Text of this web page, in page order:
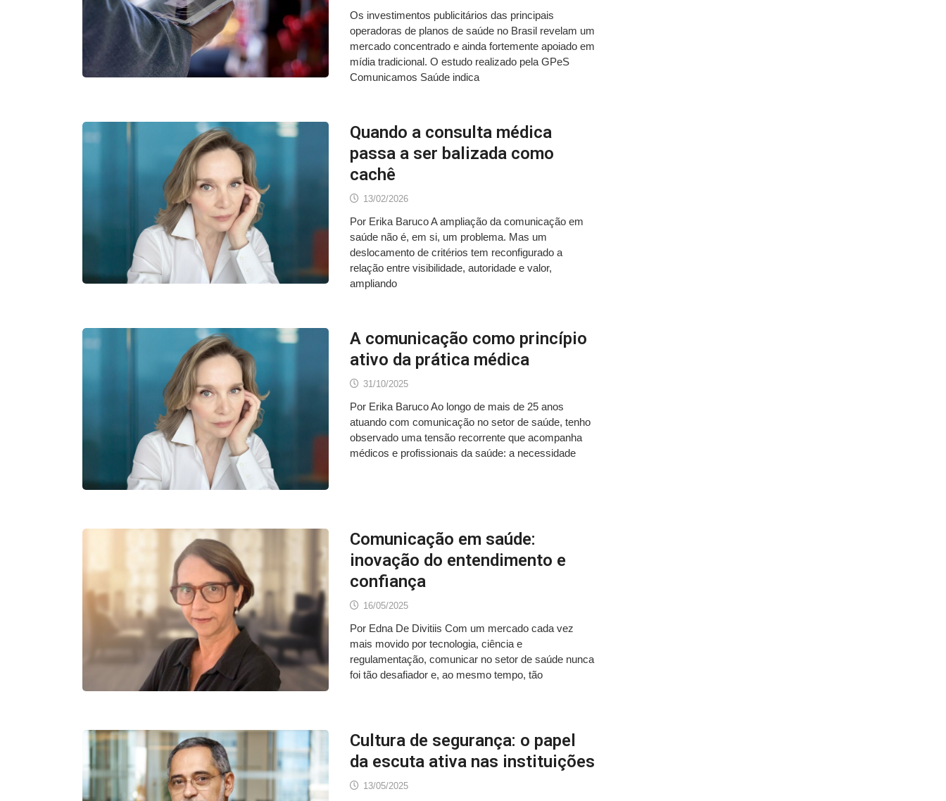
Os investimentos publicitários das principais
operadoras de planos de saúde no Brasil revelam um
mercado concentrado e ainda fortemente apoiado em
mídia tradicional. O estudo realizado pela GPeS
Comunicamos Saúde indica
Quando a consulta médica
passa a ser balizada como
cachê
13/02/2026
Por Erika Baruco A ampliação da comunicação em
saúde não é, em si, um problema. Mas um
deslocamento de critérios tem reconfigurado a
relação entre visibilidade, autoridade e valor,
ampliando
A comunicação como princípio
ativo da prática médica
31/10/2025
Por Erika Baruco Ao longo de mais de 25 anos
atuando com comunicação no setor de saúde, tenho
observado uma tensão recorrente que acompanha
médicos e profissionais da saúde: a necessidade
Comunicação em saúde:
inovação do entendimento e
confiança
16/05/2025
Por Edna De Divitiis Com um mercado cada vez
mais movido por tecnologia, ciência e
regulamentação, comunicar no setor de saúde nunca
foi tão desafiador e, ao mesmo tempo, tão
Cultura de segurança: o papel
da escuta ativa nas instituições
13/05/2025